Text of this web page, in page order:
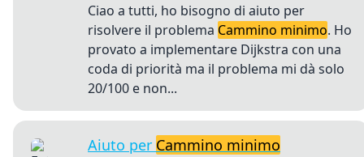
Ciao a tutti, ho bisogno di aiuto per
risolvere il problema Cammino minimo. Ho
provato a implementare Dijkstra con una
coda di priorità ma il problema mi dà solo
20/100 e non...
Aiuto per Cammino minimo